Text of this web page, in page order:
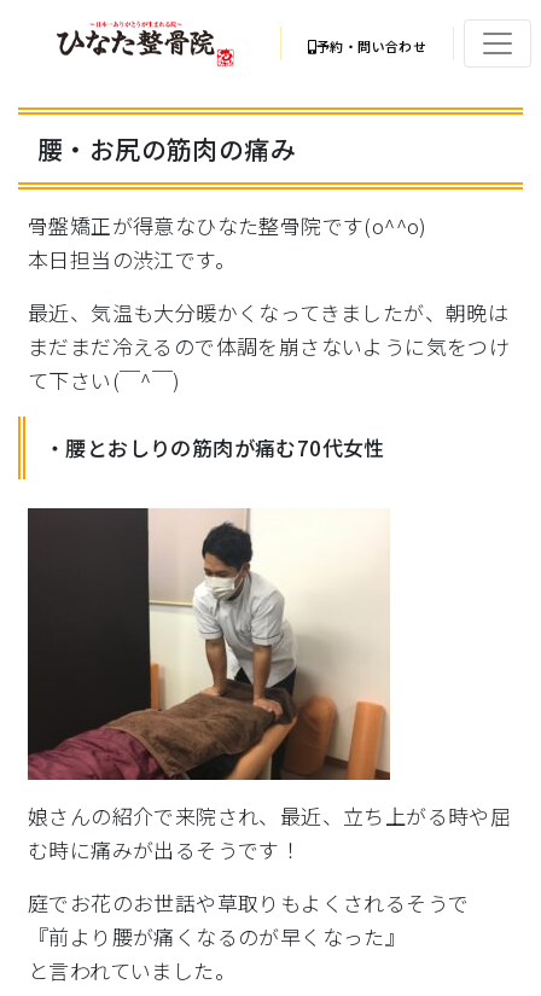
予約・問い合わせ
腰・お尻の筋肉の痛み
骨盤矯正が得意なひなた整骨院です(o^^o)
本日担当の渋江です。
最近、気温も大分暖かくなってきましたが、朝晩は
まだまだ冷える ので体調を崩さないように気をつけ
て下さい(￣^￣)
・腰とおしりの筋肉が痛む70代女性
娘さんの紹介で来院され、最近、立ち上がる時や屈
む時に痛みが出るそうです！
庭でお花のお世話や草取りもよくされるそうで
『前より腰が痛くなるのが早くなった』
と言われていました。